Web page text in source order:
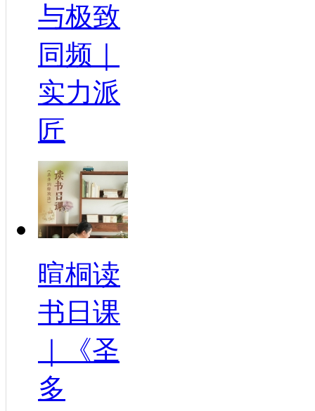
与极致
同频｜
实力派
匠
暄桐读
书日课
｜《圣
多